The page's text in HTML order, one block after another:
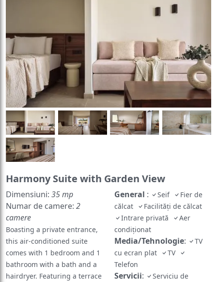
Harmony Suite with Garden View
Dimensiuni: 35 mp
Numar de camere: 2
camere
Boasting a private entrance,
this air-conditioned suite
comes with 1 bedroom and 1
bathroom with a bath and a
hairdryer. Featuring a terrace
General : Seif
Fier de
călcat
Facilităţi de călcat
Intrare privată
Aer
condiţionat
Media/Tehnologie:
TV
cu ecran plat
TV
Telefon
Servicii:
Serviciu de